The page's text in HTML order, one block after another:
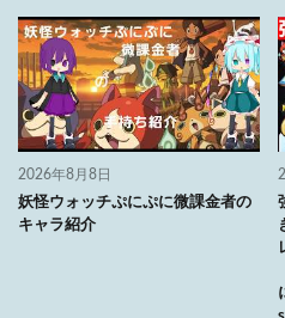
2026年8月8日
妖怪ウォッチぷにぷに微課金者の
キャラ紹介